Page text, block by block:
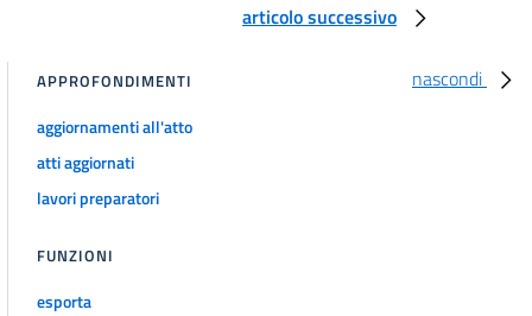
articolo successivo
nascondi
APPROFONDIMENTI
aggiornamenti all'atto
atti aggiornati
lavori preparatori
FUNZIONI
esporta